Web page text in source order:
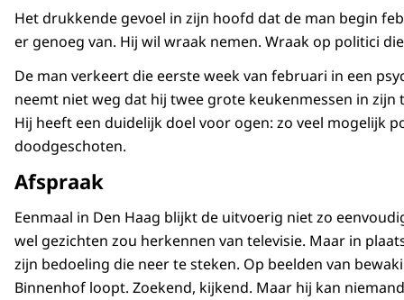
Het drukkende gevoel in zijn hoofd dat de man begin
er genoeg van. Hij wil wraak nemen. Wraak op politici
De man verkeert die eerste week van februari in een
neemt niet weg dat hij twee grote keukenmessen in
Hij heeft een duidelijk doel voor ogen: zo veel mogelijk
doodgeschoten.
Afspraak
Eenmaal in Den Haag blijkt de uitvoerig niet zo
wel gezichten zou herkennen van televisie. Maar in
zijn bedoeling die neer te steken. Op beelden van
Binnenhof loopt. Zoekend, kijkend. Maar hij kan